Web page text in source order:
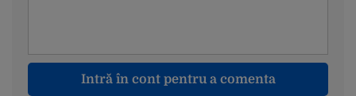
Intră în cont pentru a comenta